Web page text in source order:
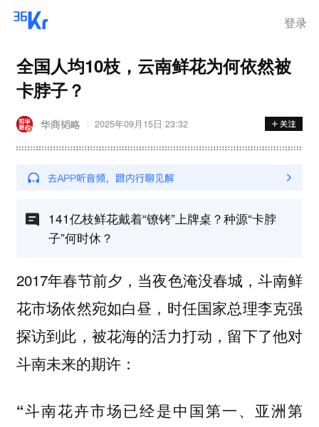
登录
全国人均10枝，云南鲜花为何依然被
卡脖子？
华商韬略 2025年09月15日 23:32
141亿枝鲜花戴着“镣铐”上牌桌？种源“卡脖
子”何时休？
2017年春节前夕，当夜色淹没春城，斗南鲜
花市场依然宛如白昼，时任国家总理李克强
探访到此，被花海的活力打动，留下了他对
斗南未来的期许：
“斗南花卉市场已经是中国第一、亚洲第